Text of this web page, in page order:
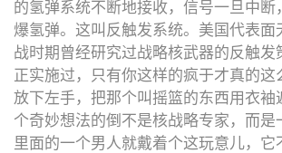
的氢弹系统不断地接收，信号一旦中断
爆氢弹。这叫反触发系统。美国代表面
战时期曾经研究过战略核武器的反触发
正实施过，只有你这样的疯于才真的这
放下左手，把那个叫摇篮的东西用衣袖
个奇妙想法的倒不是核战略专家，而是
里面的一个男人就戴着个这玩意儿，它